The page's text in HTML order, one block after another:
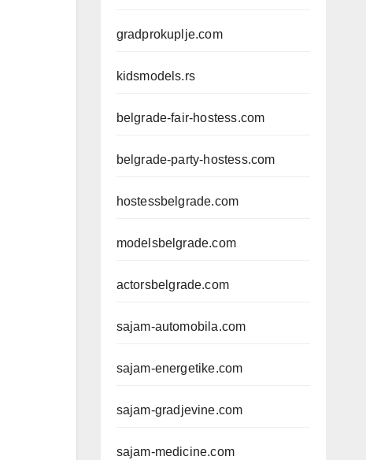
gradprokuplje.com
kidsmodels.rs
belgrade-fair-hostess.com
belgrade-party-hostess.com
hostessbelgrade.com
modelsbelgrade.com
actorsbelgrade.com
sajam-automobila.com
sajam-energetike.com
sajam-gradjevine.com
sajam-medicine.com